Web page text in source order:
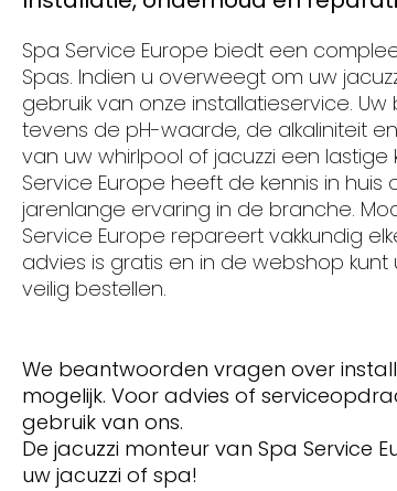
Spa Service Europe biedt een
Spas. Indien u overweegt om uw
gebruik van onze installatieservice.
tevens de pH-waarde, de alkaliniteit
van uw whirlpool of jacuzzi een
Service Europe heeft de kennis in
jarenlange ervaring in de branche.
Service Europe repareert vakkundig
advies is gratis en in de webshop
veilig bestellen.
We beantwoorden vragen over
mogelijk. Voor advies of
gebruik van ons.
De jacuzzi monteur van Spa Service
uw jacuzzi of spa!